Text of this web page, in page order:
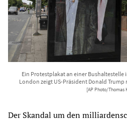
Ein Protestplakat an einer Bushaltestelle
London zeigt US-Präsident Donald Trump
[AP Photo/Thomas
Der Skandal um den